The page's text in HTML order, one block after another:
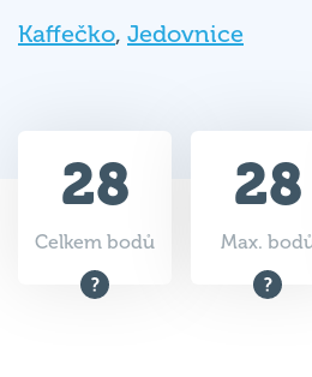
Kaffečko, Jedovnice
28
Celkem bodů
28
Max.